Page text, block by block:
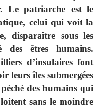
Le patriarche est le
celui qui voit la
disparaître sous les
êtres humains.
d’insulaires font
leurs îles submergées
péché des humains qui
sans le moindre